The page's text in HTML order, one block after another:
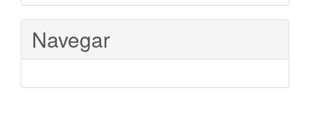
Navegar